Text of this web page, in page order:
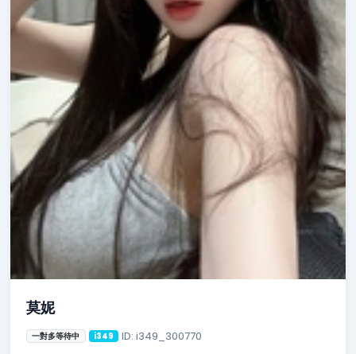
莫妮
一對多等待中 i349 ID: i349_300770